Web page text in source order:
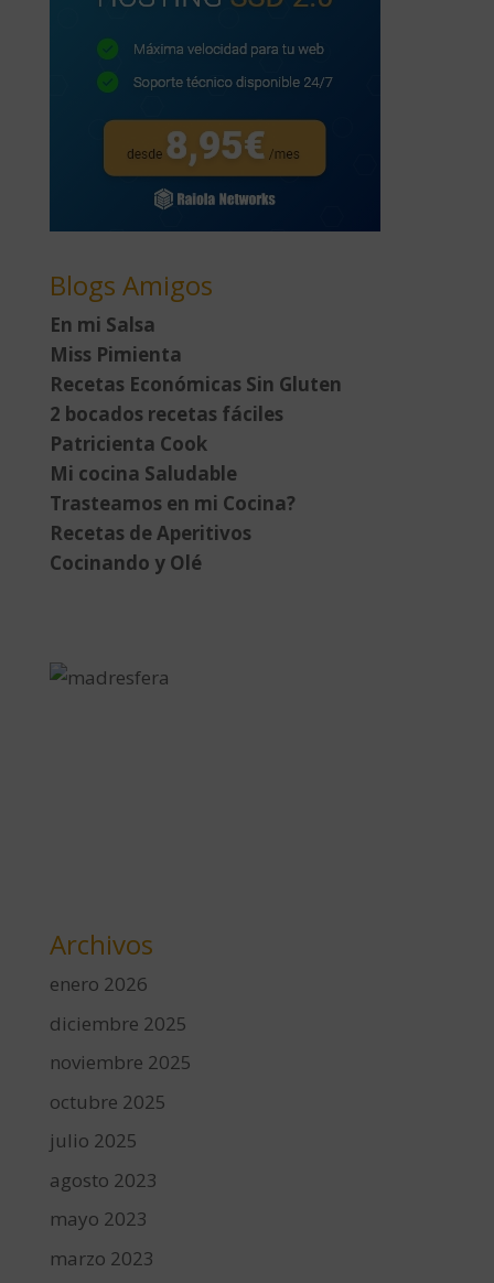
Blogs Amigos
En mi Salsa
Miss Pimienta
Recetas Económicas Sin Gluten
2 bocados recetas fáciles
Patricienta Cook
Mi cocina Saludable
Trasteamos en mi Cocina?
Recetas de Aperitivos
Cocinando y Olé
Archivos
enero 2026
diciembre 2025
noviembre 2025
octubre 2025
julio 2025
agosto 2023
mayo 2023
marzo 2023